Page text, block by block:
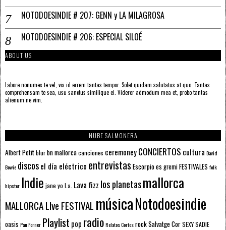
NOTODOESINDIE # 207: GENN y LA MILAGROSA
NOTODOESINDIE # 206: ESPECIAL SILOÉ
ABOUT US
Labore nonumes te vel, vis id errem tantas tempor. Solet quidam salutatus at quo. Tantas
comprehensam te sea, usu sanctus similique ei. Viderer admodum mea et, probo tantas
alienum ne vim.
NUBE SALMONERA
Albert Petitblurbn mallorcacanciones ceremoneyCONCIERTOS cultura David
Bowie discosel día eléctrico entrevistas Escorpioes gremiFESTIVALES folk
hipster Indie jane yo l.a. Lava fizz los planetasmallorca
MALLORCA LIve FESTIVAL músicaNotodoesindie
oasis Pau Forner Playlist pop radioRelatos CortosrockSalvatge CorSEXY SADIE